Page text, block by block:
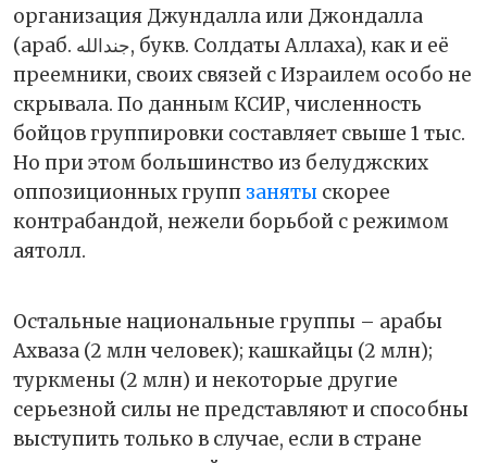
организация Джундалла или Джондалла
(араб. جندالله‎, букв. Солдаты Аллаха), как и её
преемники, своих связей с Израилем особо не
скрывала. По данным КСИР, численность
бойцов группировки составляет свыше 1 тыс.
Но при этом большинство из белуджских
оппозиционных групп заняты скорее
контрабандой, нежели борьбой с режимом
аятолл.
Остальные национальные группы – арабы
Ахваза (2 млн человек); кашкайцы (2 млн);
туркмены (2 млн) и некоторые другие
серьезной силы не представляют и способны
выступить только в случае, если в стране